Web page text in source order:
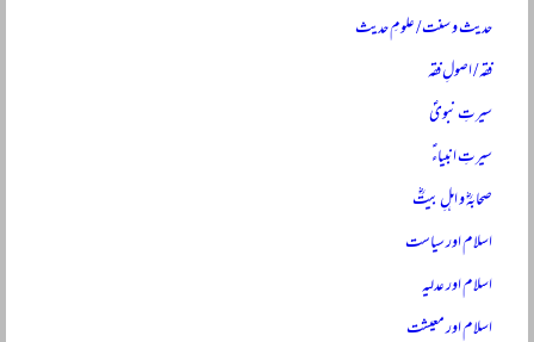
حدیث و سنت / علومِ حدیث
فقہ / اصولِ فقہ
سیرتِ نبویؐ
سیرتِ انبیاءؑ
صحابہؓ و اہلِ بیتؓ
اسلام اور سیاست
اسلام اور عدلیہ
اسلام اور معیشت